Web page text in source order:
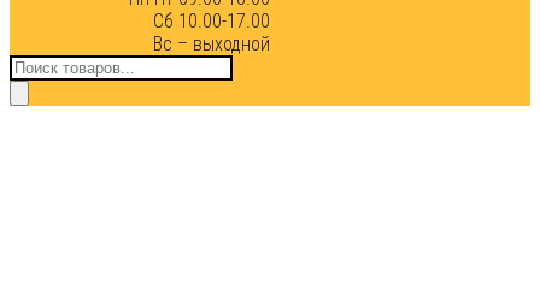
Сб 10.00-17.00
Вс – выходной
Поиск
товаров